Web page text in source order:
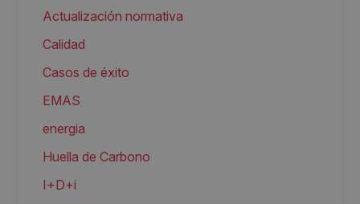
Actualización normativa
Calidad
Casos de éxito
EMAS
energia
Huella de Carbono
I+D+i